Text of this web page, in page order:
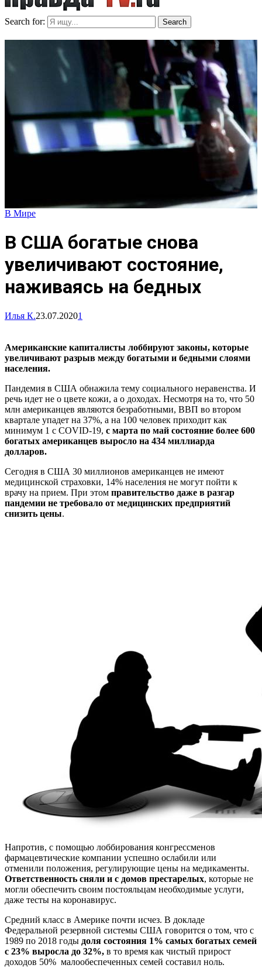
Search for: Search
В Мире
В США богатые снова
увеличивают состояние,
наживаясь на бедных
Илья К.23.07.20201
Американские капиталисты лоббируют законы, которые
увеличивают разрыв между богатыми и бедными слоями
населения.
Пандемия в США обнажила тему социального неравенства. И
речь идет не о цвете кожи, а о доходах. Несмотря на то, что 50
млн американцев являются безработными, ВВП во втором
квартале упадет на 37%, а на 100 человек приходит как
минимум 1 с COVID-19, с марта по май состояние более 600
богатых американцев выросло на 434 миллиарда
долларов.
Сегодня в США 30 миллионов американцев не имеют
медицинской страховки, 14% населения не могут пойти к
врачу на прием. При этом правительство даже в разгар
пандемии не требовало от медицинских предприятий
снизить цены.
Напротив, с помощью лоббирования конгрессменов
фармацевтические компании успешно ослабили или
отменили положения, регулирующие цены на медикаменты.
Ответственность сняли и с домов престарелых, которые не
могли обеспечить своим постояльцам необходимые услуги,
даже тесты на коронавирус.
Средний класс в Америке почти исчез. В докладе
Федеральной резервной системы США говорится о том, что с
1989 по 2018 годы доля состояния 1% самых богатых семей
с 23% выросла до 32%, в то время как чистый прирост
доходов 50% малообеспеченных семей составил ноль.